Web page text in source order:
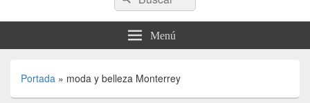
por:
Menú
Portada » moda y belleza Monterrey